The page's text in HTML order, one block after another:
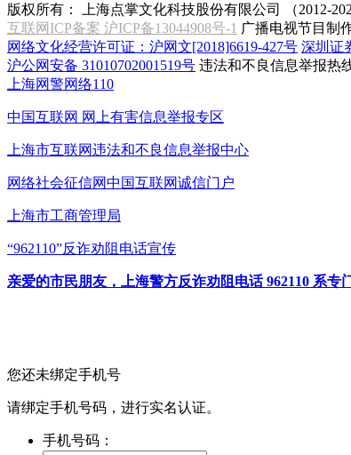
版权所有：
上海点掌文化科技股份有限公司 （2012-
互联网ICP备案 沪ICP备13044908号-1 广播电视节目制
网络文化经营许可证：沪网文[2018]6619-427号 深圳证
沪公网安备 31010702001519号 违法和不良信息举报热
上海网警网络110
中国互联网 网上有害信息举报专区
上海市互联网违法和不良信息举报中心
网络社会征信网中国互联网诚信门户
上海市工商管理局
“962110”反诈劝阻电话宣传
亲爱的市民朋友，上海警方反诈劝阻电话 962110 系
您还未绑定手机号
请绑定手机号码，进行实名认证。
手机号码：